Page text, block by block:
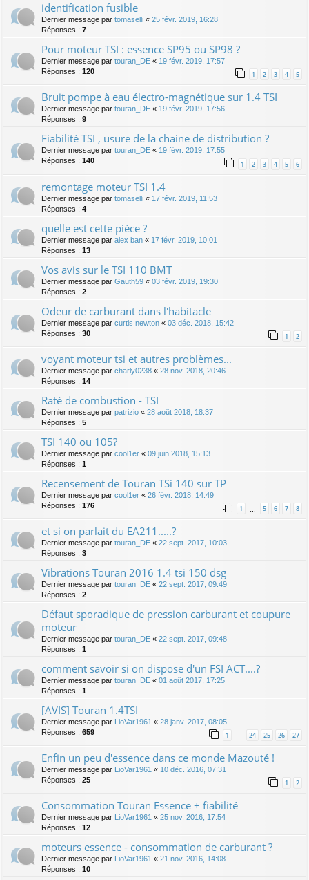
identification fusible
Dernier message par tomaselli « 25 févr. 2019, 16:28
Réponses : 7
Pour moteur TSI : essence SP95 ou SP98 ?
Dernier message par touran_DE « 19 févr. 2019, 17:57
Réponses : 120 1 2 3 4 5
Bruit pompe à eau électro-magnétique sur 1.4 TSI
Dernier message par touran_DE « 19 févr. 2019, 17:56
Réponses : 9
Fiabilité TSI , usure de la chaine de distribution ?
Dernier message par touran_DE « 19 févr. 2019, 17:55
Réponses : 140 1 2 3 4 5 6
remontage moteur TSI 1.4
Dernier message par tomaselli « 17 févr. 2019, 11:53
Réponses : 4
quelle est cette pièce ?
Dernier message par alex ban « 17 févr. 2019, 10:01
Réponses : 13
Vos avis sur le TSI 110 BMT
Dernier message par Gauth59 « 03 févr. 2019, 19:30
Réponses : 2
Odeur de carburant dans l'habitacle
Dernier message par curtis newton « 03 déc. 2018, 15:42
Réponses : 30 1 2
voyant moteur tsi et autres problèmes...
Dernier message par charly0238 « 28 nov. 2018, 20:46
Réponses : 14
Raté de combustion - TSI
Dernier message par patrizio « 28 août 2018, 18:37
Réponses : 5
TSI 140 ou 105?
Dernier message par cool1er « 09 juin 2018, 15:13
Réponses : 1
Recensement de Touran TSi 140 sur TP
Dernier message par cool1er « 26 févr. 2018, 14:49
Réponses : 176 1 5 6 7 8
et si on parlait du EA211.....?
Dernier message par touran_DE « 22 sept. 2017, 10:03
Réponses : 3
Vibrations Touran 2016 1.4 tsi 150 dsg
Dernier message par touran_DE « 22 sept. 2017, 09:49
Réponses : 2
Défaut sporadique de pression carburant et coupure
moteur
Dernier message par touran_DE « 22 sept. 2017, 09:48
Réponses : 1
comment savoir si on dispose d'un FSI ACT....?
Dernier message par touran_DE « 01 août 2017, 17:25
Réponses : 1
[AVIS] Touran 1.4TSI
Dernier message par LioVar1961 « 28 janv. 2017, 08:05
Réponses : 659 1 24 25 26 27
Enfin un peu d'essence dans ce monde Mazouté !
Dernier message par LioVar1961 « 10 déc. 2016, 07:31
Réponses : 25 1 2
Consommation Touran Essence + fiabilité
Dernier message par LioVar1961 « 25 nov. 2016, 17:54
Réponses : 12
moteurs essence - consommation de carburant ?
Dernier message par LioVar1961 « 21 nov. 2016, 14:08
Réponses : 10